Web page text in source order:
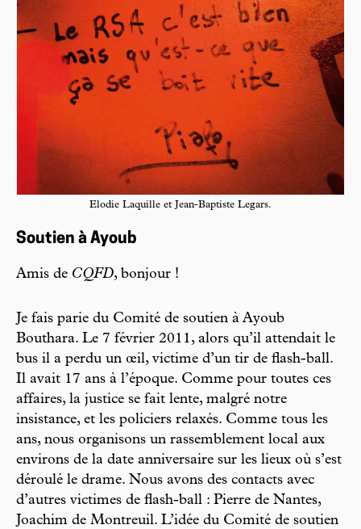
Elodie Laquille et Jean-Baptiste Legars.
Soutien à Ayoub
Amis de CQFD, bonjour !
Je fais parie du Comité de soutien à Ayoub
Bouthara. Le 7 février 2011, alors qu’il attendait le
bus il a perdu un œil, victime d’un tir de flash-ball.
Il avait 17 ans à l’époque. Comme pour toutes ces
affaires, la justice se fait lente, malgré notre
insistance, et les policiers relaxés. Comme tous les
ans, nous organisons un rassemblement local aux
environs de la date anniversaire sur les lieux où s’est
déroulé le drame. Nous avons des contacts avec
d’autres victimes de flash-ball : Pierre de Nantes,
Joachim de Montreuil. L’idée du Comité de soutien